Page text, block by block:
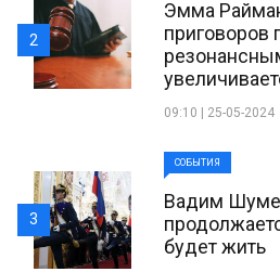
Эмма
приговоров
09:10 | 25-05-2024
2
СОБЫТИЯ
Вадим
будет жить
3